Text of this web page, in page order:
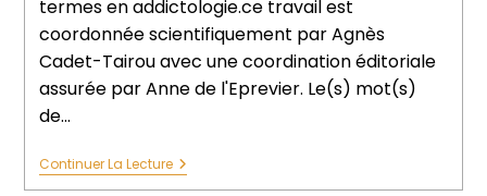
termes en addictologie.ce travail est
coordonnée scientifiquement par Agnès
Cadet-Tairou avec une coordination éditoriale
assurée par Anne de l'Eprevier. Le(s) mot(s)
de…
Continuer La Lecture